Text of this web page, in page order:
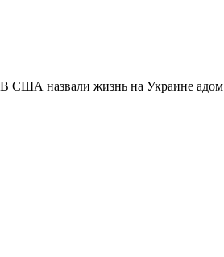
В США назвали жизнь на Украине адом